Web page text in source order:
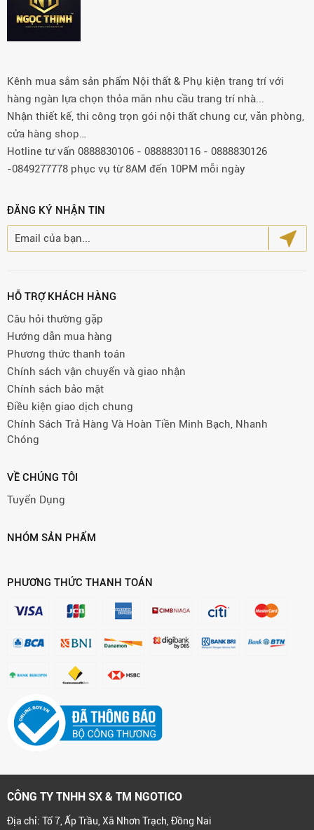
Kênh mua sắm sản phẩm Nội thất & Phụ kiện trang trí với
hàng ngàn lựa chọn thỏa mãn nhu cầu trang trí nhà...
Nhận thiết kế, thi công trọn gói nội thất chung cư, văn phòng,
cửa hàng shop…
Hotline tư vấn 0888830106 - 0888830116 - 0888830126
-0849277778 phục vụ từ 8AM đến 10PM mỗi ngày
ĐĂNG KÝ NHẬN TIN
HỖ TRỢ KHÁCH HÀNG
Câu hỏi thường gặp
Hướng dẫn mua hàng
Phương thức thanh toán
Chính sách vận chuyển và giao nhận
Chính sách bảo mật
Điều kiện giao dịch chung
Chính Sách Trả Hàng Và Hoàn Tiền Minh Bạch, Nhanh
Chóng
VỀ CHÚNG TÔI
Tuyển Dụng
NHÓM SẢN PHẨM
PHƯƠNG THỨC THANH TOÁN
CÔNG TY TNHH SX & TM NGOTICO
Địa chỉ: Tổ 7, Ấp Trầu, Xã Nhơn Trạch, Đồng Nai